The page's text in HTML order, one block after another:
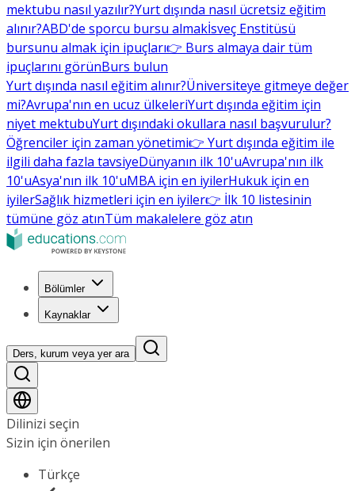
mektubu nasıl yazılır?Yurt dışında nasıl ücretsiz eğitim
alınır?ABD'de sporcu bursu almakİsveç Enstitüsü
bursunu almak için ipuçları👉 Burs almaya dair tüm
ipuçlarını görünBurs bulun
Yurt dışında nasıl eğitim alınır?Üniversiteye gitmeye değer
mi?Avrupa'nın en ucuz ülkeleriYurt dışında eğitim için
niyet mektubuYurt dışındaki okullara nasıl başvurulur?
Öğrenciler için zaman yönetimi👉 Yurt dışında eğitim ile
ilgili daha fazla tavsiyeDünyanın ilk 10'uAvrupa'nın ilk
10'uAsya'nın ilk 10'uMBA için en iyilerHukuk için en
iyilerSağlık hizmetleri için en iyiler👉 İlk 10 listesinin
tümüne göz atınTüm makalelere göz atın
Bölümler
Kaynaklar
Ders, kurum veya yer ara
Dilinizi seçin
Sizin için önerilen
Türkçe